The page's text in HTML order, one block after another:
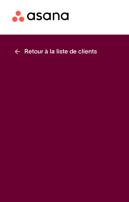
Contacter le service
Retour à la liste de clients